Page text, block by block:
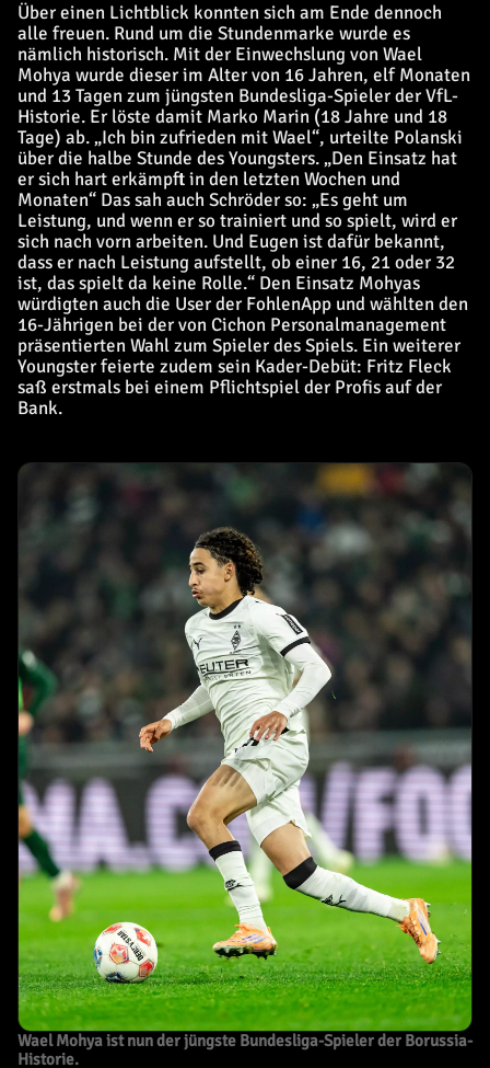
Über einen Lichtblick konnten sich am Ende dennoch
alle freuen. Rund um die Stundenmarke wurde es
nämlich historisch. Mit der Einwechslung von Wael
Mohya wurde dieser im Alter von 16 Jahren, elf Monaten
und 13 Tagen zum jüngsten Bundesliga-Spieler der VfL-
Historie. Er löste damit Marko Marin (18 Jahre und 18
Tage) ab. „Ich bin zufrieden mit Wael“, urteilte Polanski
über die halbe Stunde des Youngsters. „Den Einsatz hat
er sich hart erkämpft in den letzten Wochen und
Monaten“ Das sah auch Schröder so: „Es geht um
Leistung, und wenn er so trainiert und so spielt, wird er
sich nach vorn arbeiten. Und Eugen ist dafür bekannt,
dass er nach Leistung aufstellt, ob einer 16, 21 oder 32
ist, das spielt da keine Rolle.“ Den Einsatz Mohyas
würdigten auch die User der FohlenApp und wählten den
16-Jährigen bei der von Cichon Personalmanagement
präsentierten Wahl zum Spieler des Spiels. Ein weiterer
Youngster feierte zudem sein Kader-Debüt: Fritz Fleck
saß erstmals bei einem Pflichtspiel der Profis auf der
Bank.
Wael Mohya ist nun der jüngste Bundesliga-Spieler der Borussia-
Historie.